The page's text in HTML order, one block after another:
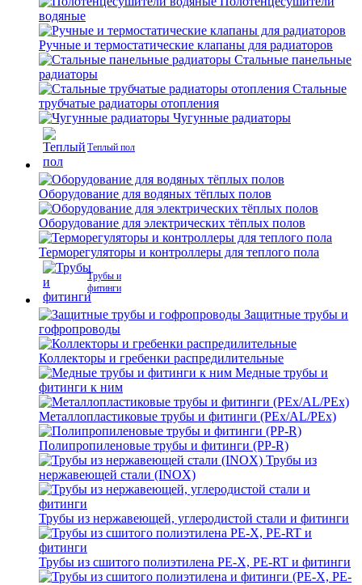
водяные
Ручные и термостатические клапаны для радиаторов
Стальные панельные
радиаторы
Стальные
трубчатые радиаторы отопления
Чугунные радиаторы
Теплый пол
Оборудование для водяных тёплых полов
Оборудование для электрических тёплых полов
Терморегуляторы и контроллеры для теплого пола
Трубы и
фитинги
Защитные трубы и
гофропроводы
Коллекторы и гребенки распредилительные
Медные трубы и
фитинги к ним
Металлопластиковые трубы и фитинги (PEx/AL/PEx)
Полипропиленовые трубы и фитинги (PP-R)
Трубы из
нержавеющей стали (INOX)
Трубы из нержавеющей, углеродистой стали и фитинги
Трубы из сшитого полиэтилена PE-X, PE-RT и фитинги